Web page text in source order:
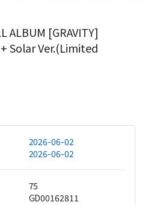
ALBUM [GRAVITY]
Solar Ver.(Limited
2026-06-02
2026-06-02
75
GD00162811